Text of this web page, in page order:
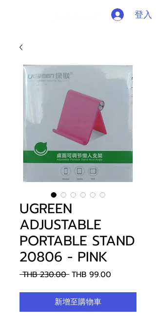
登入
UGREEN
ADJUSTABLE
PORTABLE STAND
20806 - PINK
THB 230.00 一
價
格
THB 99.00
格
新增至購物車